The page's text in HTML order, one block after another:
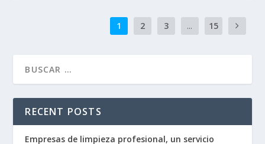
1 2 3 ... 15
RECENT POSTS
Empresas de limpieza profesional, un servicio